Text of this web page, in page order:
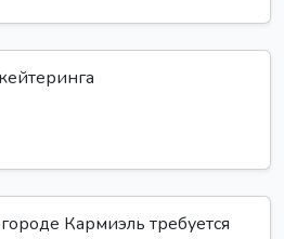
Кармиэль требуется